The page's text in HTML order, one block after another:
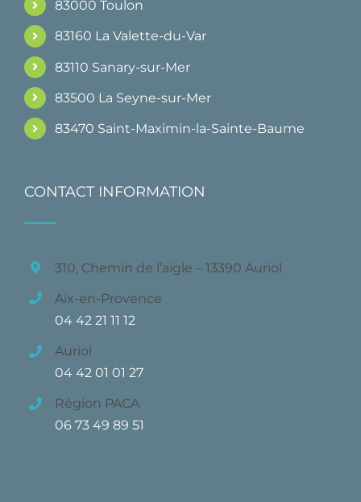
83000 Toulon
83160 La Valette-du-Var
83110 Sanary-sur-Mer
83500 La Seyne-sur-Mer
83470 Saint-Maximin-la-Sainte-Baume
CONTACT INFORMATION
310, Chemin de l’aigle – 13390 Auriol
Aix-en-Provence
04 42 21 11 12
Auriol
04 42 01 01 27
Région PACA
06 73 49 89 51